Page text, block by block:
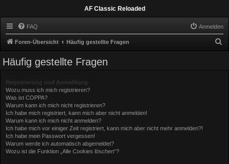
AF Classic Reloaded
FAQ Anmelden
Foren-Übersicht Häufig gestellte Fragen
Häufig gestellte Fragen
Registrierung und Anmeldung
Wozu muss ich mich registrieren?
Was ist COPPA?
Warum kann ich mich nicht registrieren?
Ich habe mich registriert, kann mich aber nicht anmelden!
Warum kann ich mich nicht anmelden?
Ich habe mich vor einiger Zeit registriert, kann mich aber nicht mehr anmelden?!
Ich habe mein Passwort vergessen!
Warum werde ich automatisch abgemeldet?
Wozu ist die Funktion „Alle Cookies löschen“?